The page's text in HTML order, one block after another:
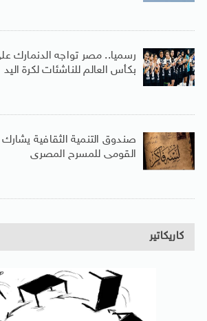
رسميا.. مصر تواجه الدنمارك على
بكأس العالم للناشئات لكرة اليد
صندوق التنمية الثقافية
القومى للمسرح المصرى
كاريكاتير